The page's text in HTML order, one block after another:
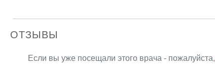
ОТЗЫВЫ
Если вы уже посещали этого врача - пожалуйста,